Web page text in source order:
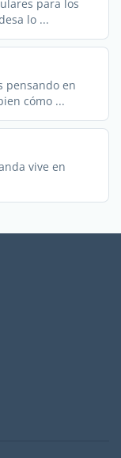
para los
lo ...
pensando en
cómo ...
vive en